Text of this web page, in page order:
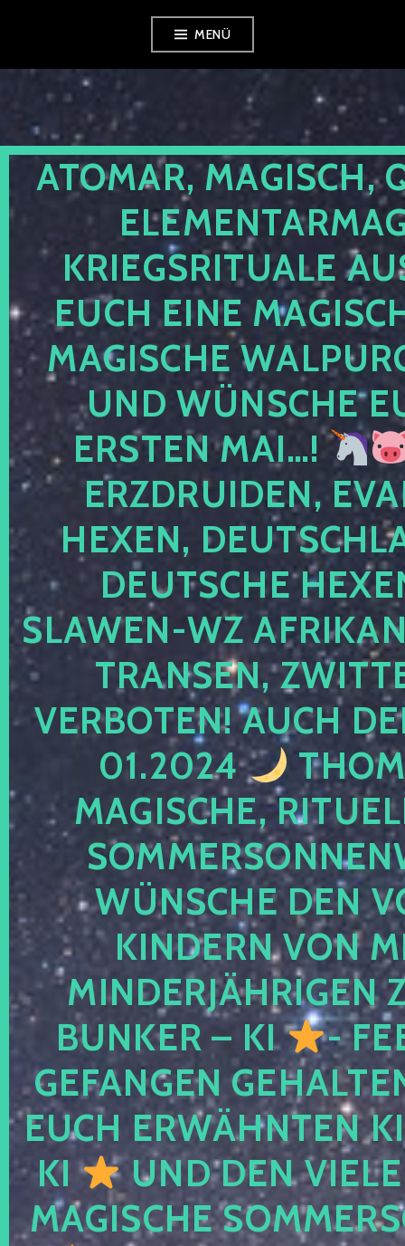
springen
MENÜ
ATOMAR, MAGISCH,
KRIEGSRITUALE
EUCH EINE
MAGISCHE
UND WÜNSCHE
ERSTEN MAI…!
ERZDRUIDEN,
HEXEN,
DEUTSCHE
SLAWEN-WZ
TRANSEN,
VERBOTEN! AUCH
01.2024
MAGISCHE,
WÜNSCHE DEN
KINDERN VON
MINDERJÄHRIGEN
BUNKER – KI
-
GEFANGEN
EUCH ERWÄHNTEN
KI
UND DEN
MAGISCHE